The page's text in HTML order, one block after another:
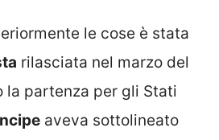
le cose è stata
rilasciata nel marzo del
la partenza per gli Stati
aveva sottolineato